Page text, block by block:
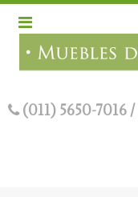
(011) 5650-7016 /